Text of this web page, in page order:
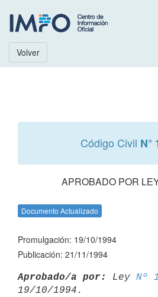
Volver
Código Civil N°
APROBADO POR
Documento Actualizado
Promulgación: 19/10/1994
Publicación: 21/11/1994
Aprobado/a por: Ley Nº